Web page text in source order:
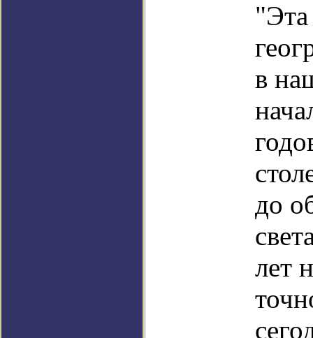
"Эта
в
до
лет